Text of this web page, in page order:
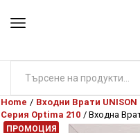
Home / Входни Врати UNISON
Серия Optima 210 / Входна
ПРОМОЦИЯ